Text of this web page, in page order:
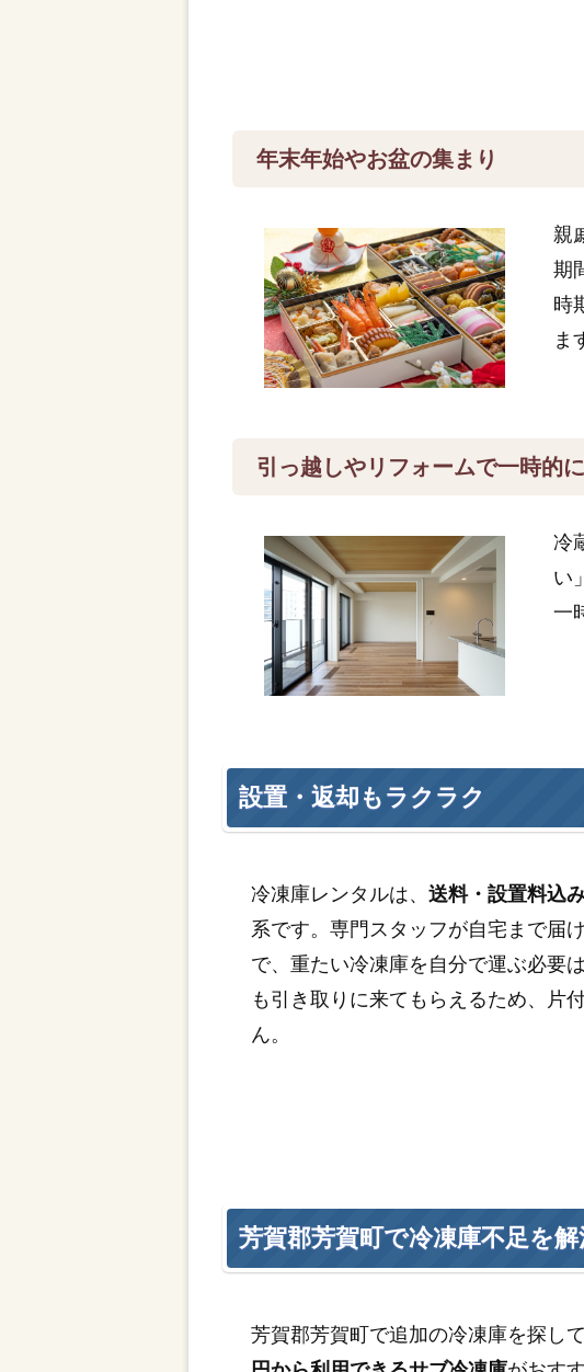
年末年始やお盆の集まり
親
期
時
ま
引っ越しやリフォームで一時的
冷
い
一
設置・返却もラクラク
冷凍庫レンタルは、送料・設置料込
系です。専門スタッフが自宅まで届
で、重たい冷凍庫を自分で運ぶ必要
も引き取りに来てもらえるため、片
ん。
芳賀郡芳賀町で冷凍庫不足を
芳賀郡芳賀町で追加の冷凍庫を探し